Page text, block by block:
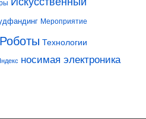
Мероприятие
Роботы Технологии
носимая электроника